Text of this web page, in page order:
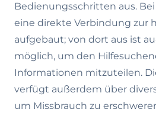
Bedienungsschritten aus.
eine direkte Verbindung zur
aufgebaut; von dort aus ist
möglich, um den
Informationen mitzuteilen.
verfügt außerdem über
um Missbrauch zu